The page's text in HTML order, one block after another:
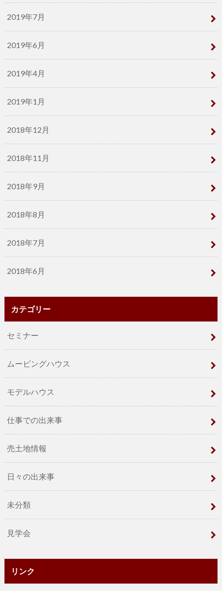
2019年7月
2019年6月
2019年4月
2019年1月
2018年12月
2018年11月
2018年9月
2018年8月
2018年7月
2018年6月
カテゴリー
セミナー
ムービングハウス
モデルハウス
仕事での出来事
売土地情報
日々の出来事
未分類
見学会
リンク